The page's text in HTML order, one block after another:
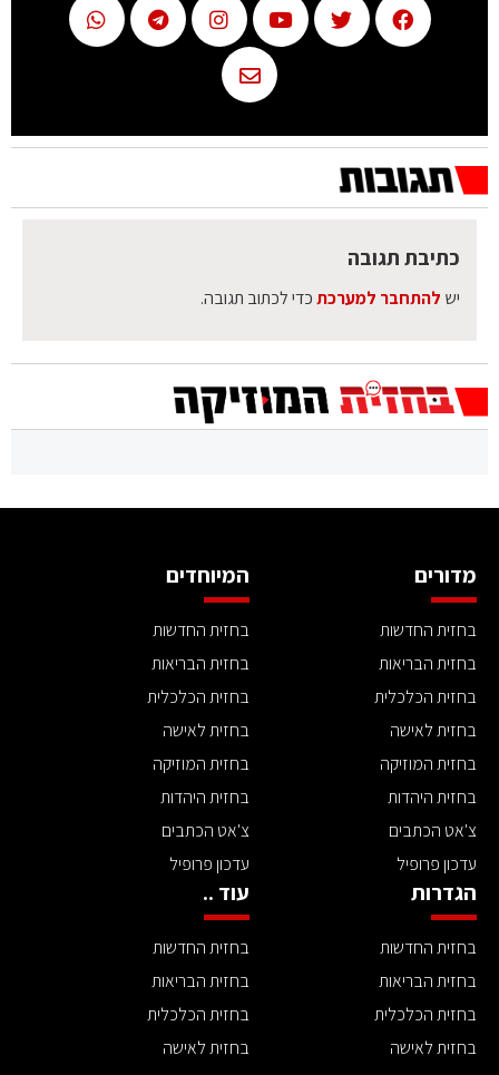
כתיבת תגובה
יש להתחבר למערכתכדי לכתוב תגובה.
מדורים
בחזית החדשות
בחזית הבריאות
בחזית הכלכלית
בחזית לאישה
בחזית המוזיקה
בחזית היהדות
צ'אט הכתבים
עדכון פרופיל
המיוחדים
בחזית החדשות
בחזית הבריאות
בחזית הכלכלית
בחזית לאישה
בחזית המוזיקה
בחזית היהדות
צ'אט הכתבים
עדכון פרופיל
הגדרות
בחזית החדשות
בחזית הבריאות
בחזית הכלכלית
בחזית לאישה
עוד ..
בחזית החדשות
בחזית הבריאות
בחזית הכלכלית
בחזית לאישה